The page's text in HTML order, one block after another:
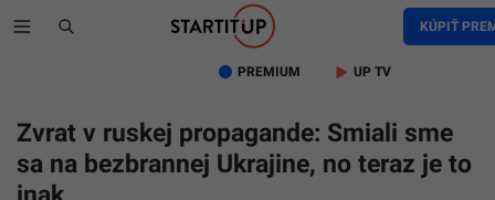
KÚPIŤ
PREMIUM UP TV
Zvrat v ruskej propagande: Smiali sme
sa na bezbrannej Ukrajine, no teraz je to